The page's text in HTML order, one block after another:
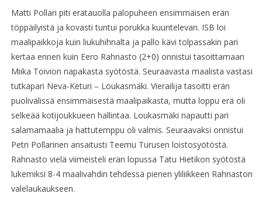
Matti Pollari piti erätauolla palopuheen ensimmäisen erän
töppäilyistä ja kovasti tuntui porukka kuuntelevan. ISB loi
maalipaikkoja kuin liukuhihnalta ja pallo kävi tolpassakin pari
kertaa ennen kuin Eero Rahnasto (2+0) onnistui tasoittamaan
Miika Toivion napakasta syötöstä. Seuraavasta maalista vastasi
tutkapari Neva-Keturi – Loukasmäki. Vierailija tasoitti erän
puolivälissä ensimmäisestä maalipaikasta, mutta loppu erä oli
selkeää kotijoukkueen hallintaa. Loukasmäki napautti pari
salamamaalia ja hattutemppu oli valmis. Seuraavaksi onnistui
Petri Pollarinen ansaitusti Teemu Turusen loistosyötöstä.
Rahnasto vielä viimeisteli erän lopussa Tatu Hietikon syötöstä
lukemiksi 8-4 maalivahdin tehdessä pienen yliliikkeen Rahnaston
valelaukaukseen.